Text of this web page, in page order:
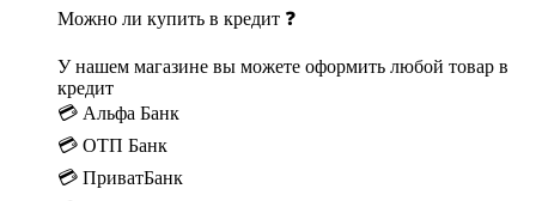
Можно ли купить в кредит ❓
У нашем магазине вы можете оформить любой товар в
кредит
💳 Альфа Банк
💳 ОТП Банк
💳 ПриватБанк